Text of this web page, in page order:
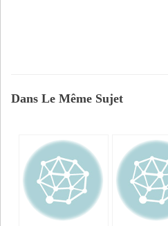
Dans Le Même Sujet